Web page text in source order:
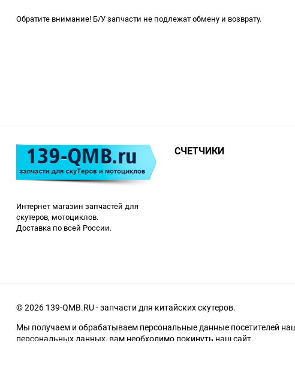
Обратите внимание! Б/У запчасти не подлежат обмену и возврату.
Интернет магазин запчастей для
скутеров, мотоциклов.
Доставка по всей России.
СЧЕТЧИКИ
© 2026 139-QMB.RU - запчасти для китайских скутеров.
Мы получаем и обрабатываем персональные данные посетителей
персональных данных, вам необходимо покинуть наш сайт.